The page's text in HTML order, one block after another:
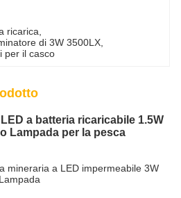
ricarica
di 3W 3500LX
per il casco
a batteria ricaricabile 1.5W
Lampada per la pesca
mineraria a LED impermeabile 3W